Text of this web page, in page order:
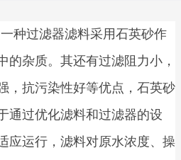
种过滤器滤料采用石英砂作
的杂质。其还有过滤阻力小，
，抗污染性好等优点，石英砂
通过优化滤料和过滤器的设
应运行，滤料对原水浓度、操